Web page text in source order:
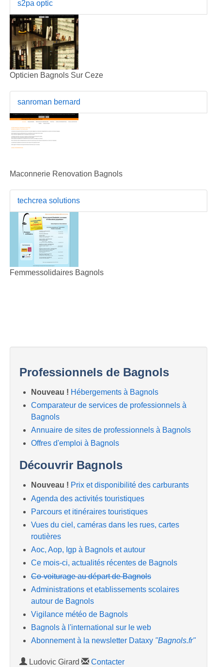
s2pa optic
Opticien Bagnols Sur Ceze
sanroman bernard
Maconnerie Renovation Bagnols
techcrea solutions
Femmessolidaires Bagnols
Professionnels de Bagnols
Nouveau ! Hébergements à Bagnols
Comparateur de services de professionnels à
Bagnols
Annuaire de sites de professionnels à Bagnols
Offres d'emploi à Bagnols
Découvrir Bagnols
Nouveau ! Prix et disponibilité des carburants
Agenda des activités touristiques
Parcours et itinéraires touristiques
Vues du ciel, caméras dans les rues, cartes
routières
Aoc, Aop, Igp à Bagnols et autour
Ce mois-ci, actualités récentes de Bagnols
Co-voiturage au départ de Bagnols
Administrations et etablissements scolaires
autour de Bagnols
Vigilance météo de Bagnols
Bagnols à l'international sur le web
Abonnement à la newsletter Dataxy "Bagnols.fr"
Ludovic Girard
Contacter